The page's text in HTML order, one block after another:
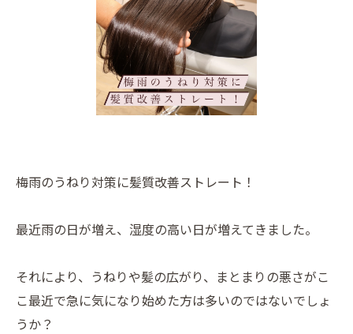
梅雨のうねり対策に髪質改善ストレート！
最近雨の日が増え、湿度の高い日が増えてきました。
それにより、うねりや髪の広がり、まとまりの悪さがこ
こ最近で急に気になり始めた方は多いのではないでしょ
うか？